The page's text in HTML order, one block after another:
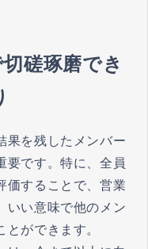
磋琢磨でき
果を残したメンバー
要です。特に、全員
価することで、営業
いい意味で他のメン
ができます。